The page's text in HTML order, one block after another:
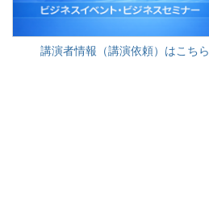
講演者情報（講演依頼）はこちら